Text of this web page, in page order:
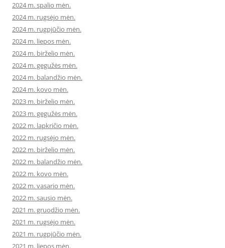
2024 m. spalio mėn.
2024 m. rugsėjo mėn.
2024 m. rugpjūčio mėn.
2024 m. liepos mėn.
2024 m. birželio mėn.
2024 m. gegužės mėn.
2024 m. balandžio mėn.
2024 m. kovo mėn.
2023 m. birželio mėn.
2023 m. gegužės mėn.
2022 m. lapkričio mėn.
2022 m. rugsėjo mėn.
2022 m. birželio mėn.
2022 m. balandžio mėn.
2022 m. kovo mėn.
2022 m. vasario mėn.
2022 m. sausio mėn.
2021 m. gruodžio mėn.
2021 m. rugsėjo mėn.
2021 m. rugpjūčio mėn.
2021 m. liepos mėn.